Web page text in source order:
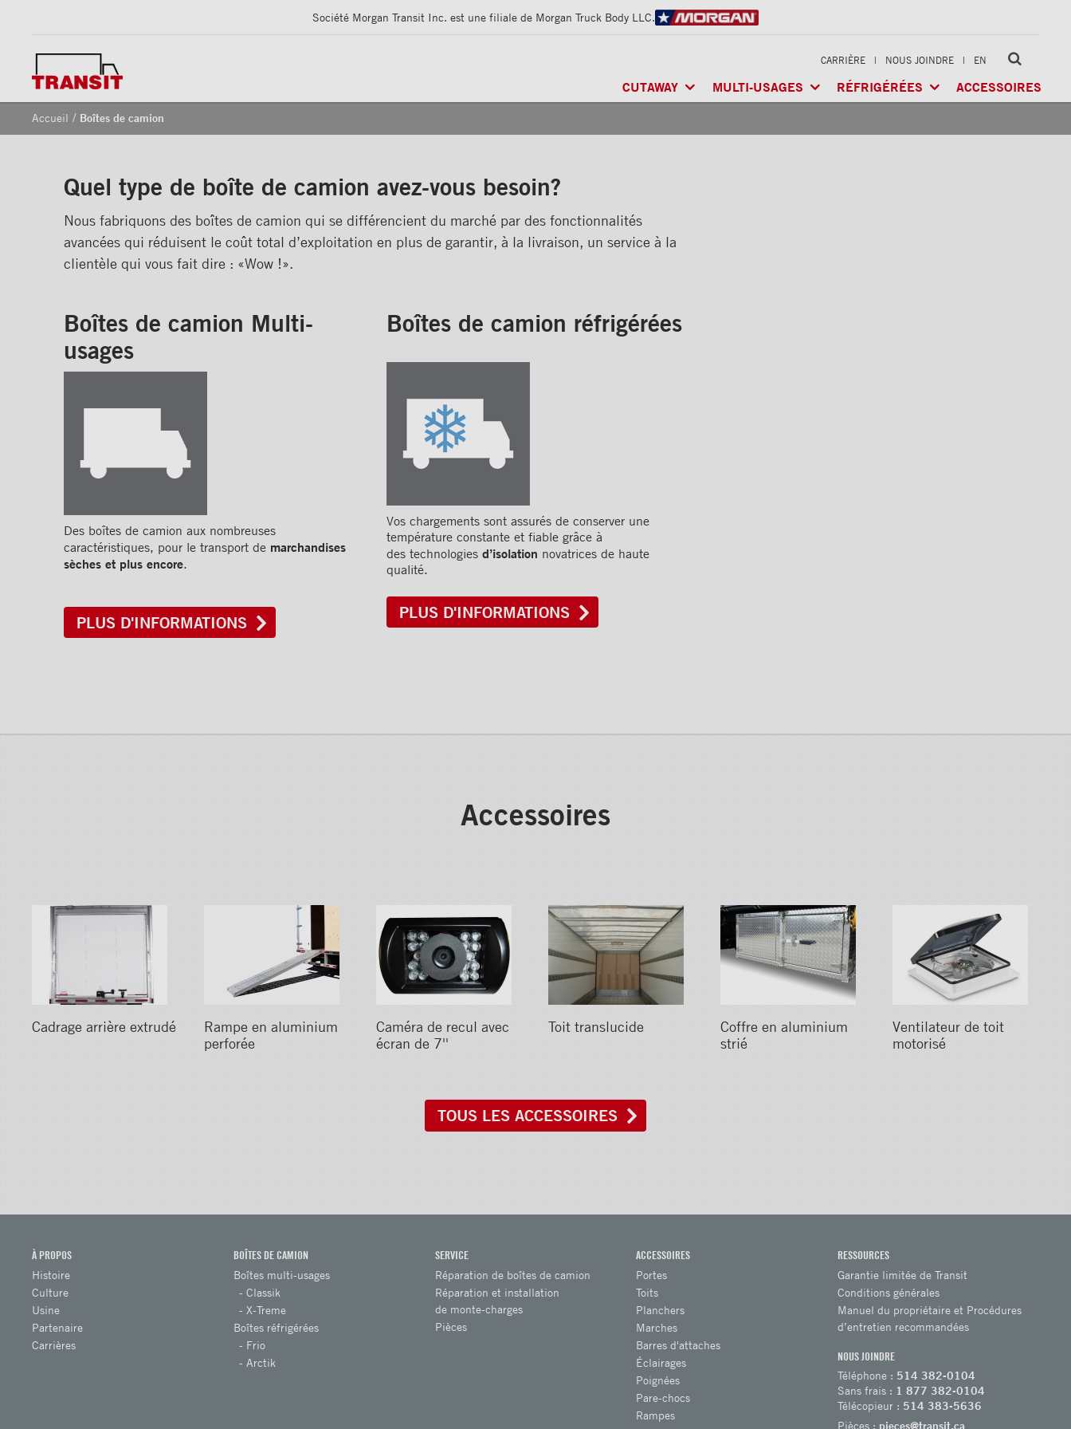
Société Morgan Transit Inc. est une filiale de Morgan Truck Body LLC.
CARRIÈRE | NOUS JOINDRE | EN
CUTAWAY MULTI-USAGES RÉFRIGÉRÉES ACCESSOIRES
Accueil / Boîtes de camion
Quel type de boîte de camion avez-vous besoin?
Nous fabriquons des boîtes de camion qui se différencient du marché par des fonctionnalités
avancées qui réduisent le coût total d’exploitation en plus de garantir, à la livraison, un service à la
clientèle qui vous fait dire : «Wow !».
Boîtes de camion Multi-
usages
Des boîtes de camion aux nombreuses
caractéristiques, pour le transport de marchandises
sèches et plus encore.
PLUS D'INFORMATIONS
Boîtes de camion réfrigérées
Vos chargements sont assurés de conserver une
température constante et fiable grâce à
des technologies d’isolation novatrices de haute
qualité.
PLUS D'INFORMATIONS
Accessoires
Cadrage arrière extrudé
Rampe en aluminium
perforée
Caméra de recul avec
écran de 7''
Toit translucide
Coffre en aluminium
strié
Ventilateur de toit
motorisé
TOUS LES ACCESSOIRES
À PROPOS
Histoire
Culture
Usine
Partenaire
Carrières
BOÎTES DE CAMION
Boîtes multi-usages
Classik
X-Treme
Boîtes réfrigérées
Frio
Arctik
SERVICE
Réparation de boîtes de camion
Réparation et installation
de monte-charges
Pièces
ACCESSOIRES
Portes
Toits
Planchers
Marches
Barres d'attaches
Éclairages
Poignées
Pare-chocs
Rampes
RESSOURCES
Garantie limitée de Transit
Conditions générales
Manuel du propriétaire et Procédures
d’entretien recommandées
NOUS JOINDRE
Téléphone : 514 382-0104
Sans frais : 1 877 382-0104
Télécopieur : 514 383-5636
Pièces : pieces@transit.ca